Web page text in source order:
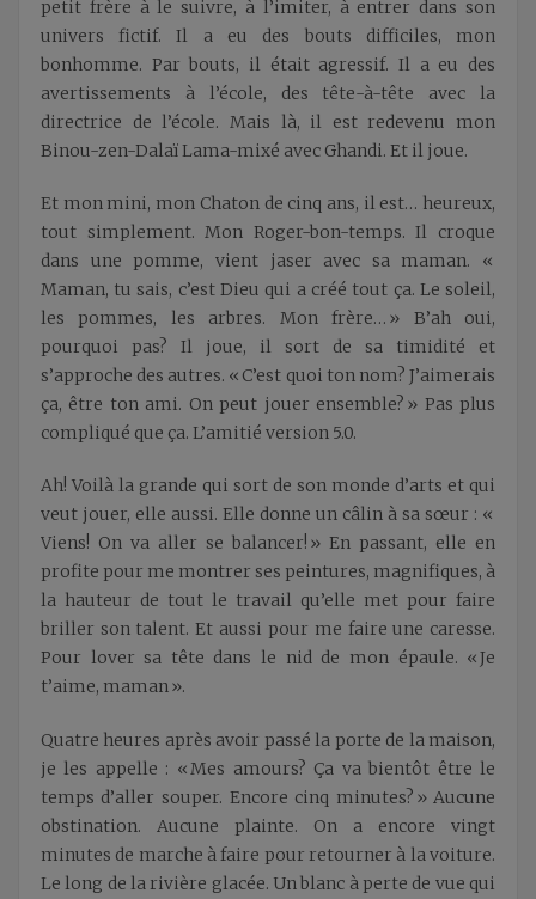
petit frère à le suivre, à l’imiter, à entrer dans son
univers fictif. Il a eu des bouts difficiles, mon
bonhomme. Par bouts, il était agressif. Il a eu des
avertissements à l’école, des tête-à-tête avec la
directrice de l’école. Mais là, il est redevenu mon
Binou-zen-Dalaï Lama-mixé avec Ghandi. Et il joue.
Et mon mini, mon Chaton de cinq ans, il est… heureux,
tout simplement. Mon Roger-bon-temps. Il croque
dans une pomme, vient jaser avec sa maman. «
Maman, tu sais, c’est Dieu qui a créé tout ça. Le soleil,
les pommes, les arbres. Mon frère… » B’ah oui,
pourquoi pas? Il joue, il sort de sa timidité et
s’approche des autres. « C’est quoi ton nom? J’aimerais
ça, être ton ami. On peut jouer ensemble? » Pas plus
compliqué que ça. L’amitié version 5.0.
Ah! Voilà la grande qui sort de son monde d’arts et qui
veut jouer, elle aussi. Elle donne un câlin à sa sœur : «
Viens! On va aller se balancer! » En passant, elle en
profite pour me montrer ses peintures, magnifiques, à
la hauteur de tout le travail qu’elle met pour faire
briller son talent. Et aussi pour me faire une caresse.
Pour lover sa tête dans le nid de mon épaule. « Je
t’aime, maman ».
Quatre heures après avoir passé la porte de la maison,
je les appelle : « Mes amours? Ça va bientôt être le
temps d’aller souper. Encore cinq minutes? » Aucune
obstination. Aucune plainte. On a encore vingt
minutes de marche à faire pour retourner à la voiture.
Le long de la rivière glacée. Un blanc à perte de vue qui